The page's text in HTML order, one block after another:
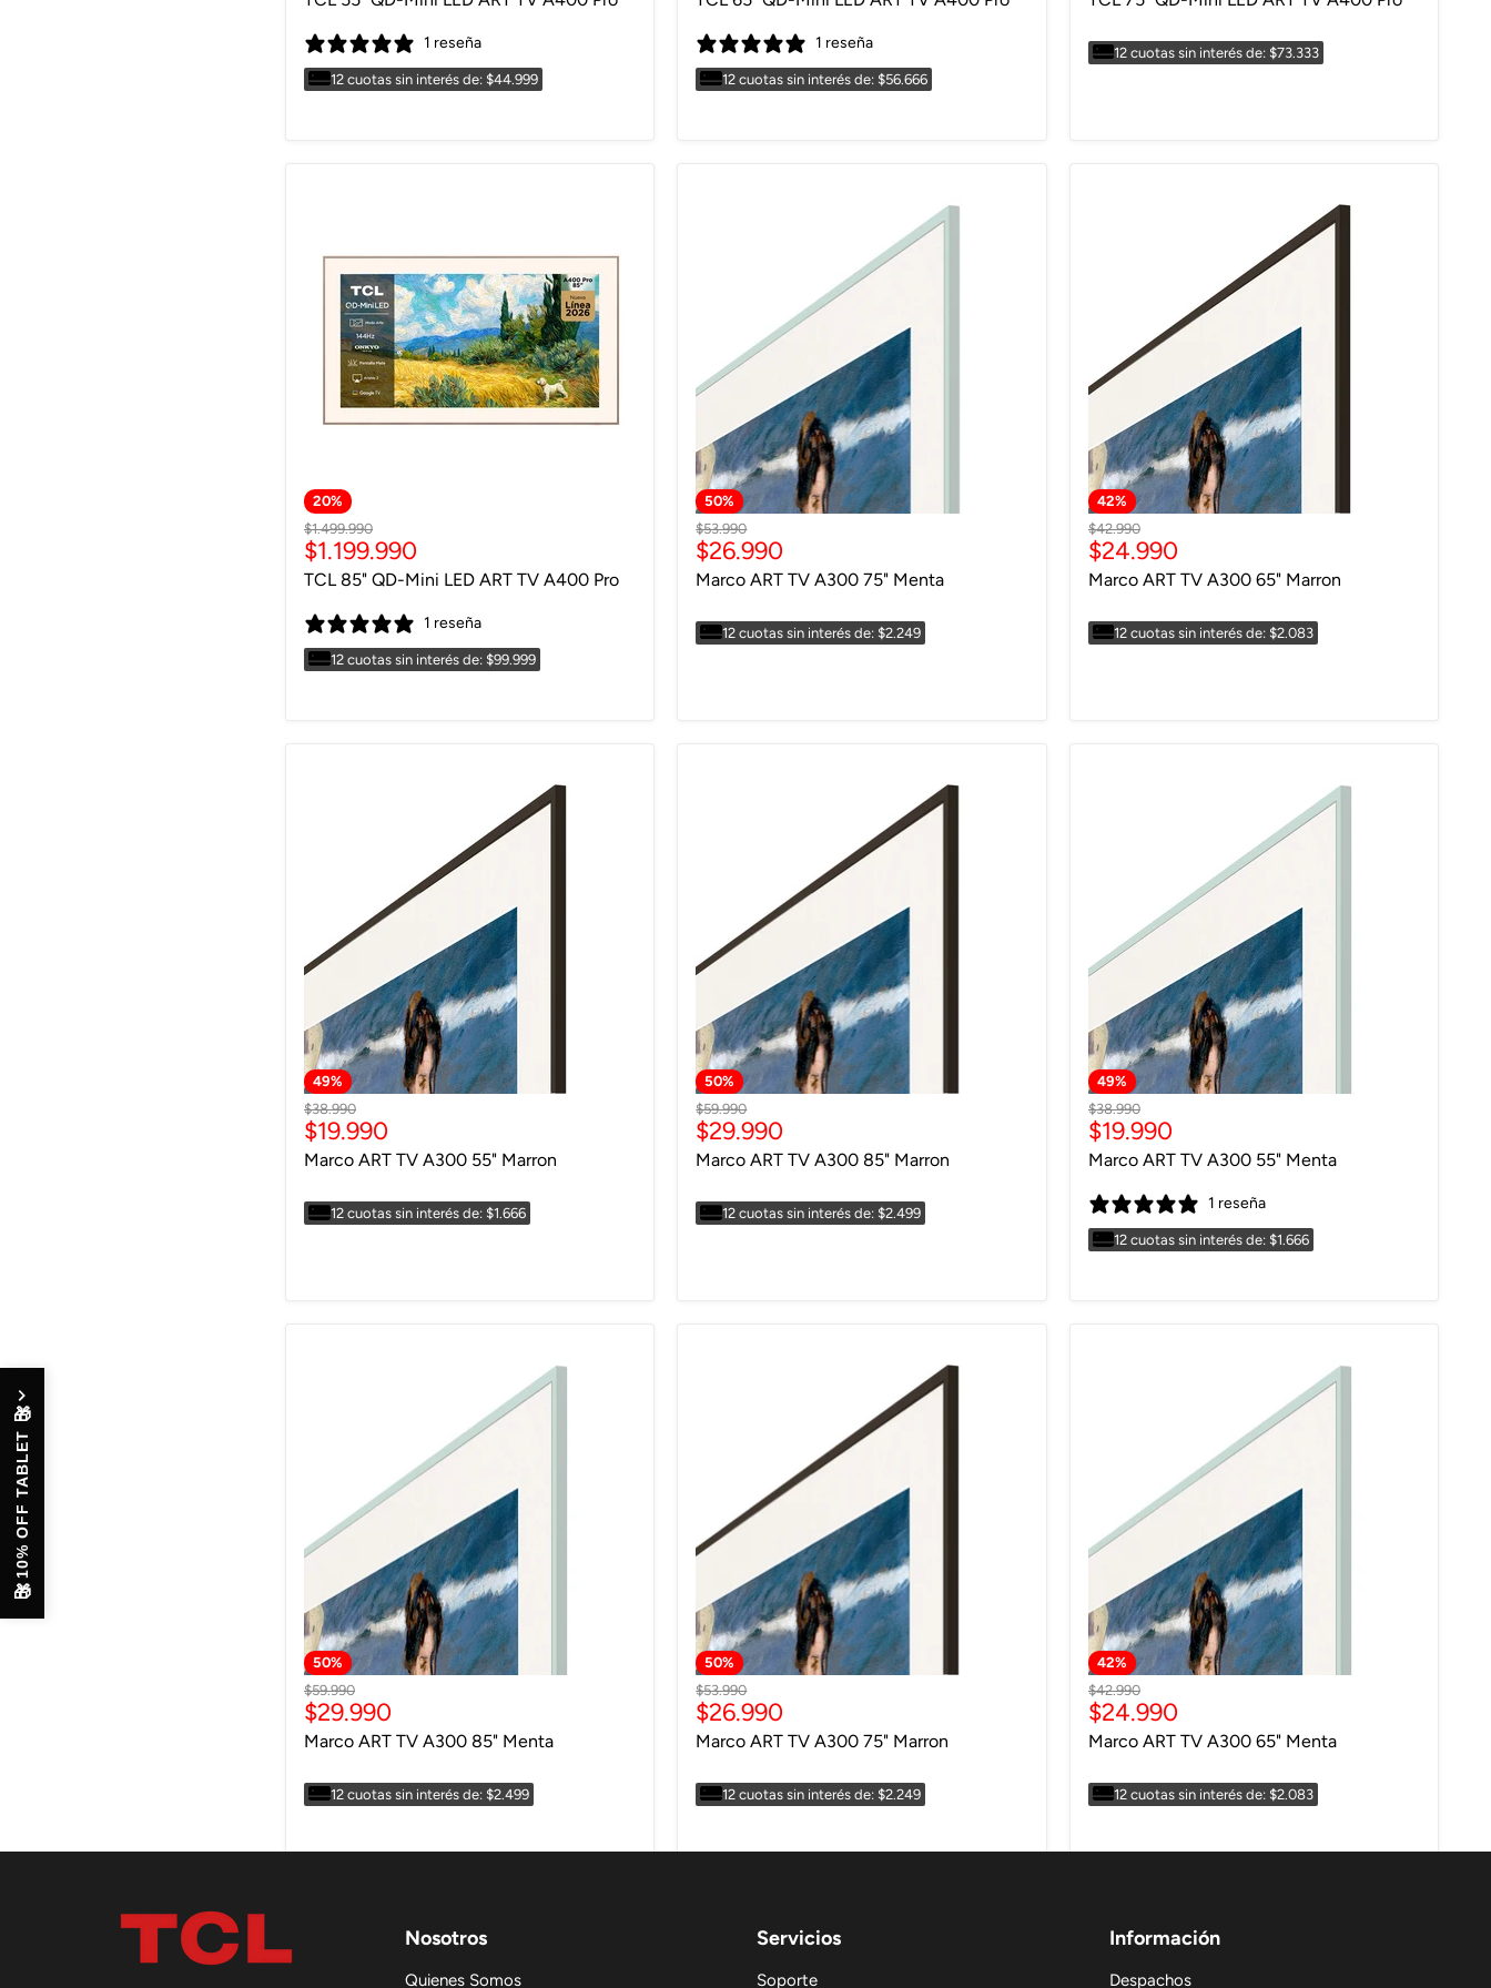
1 reseña
12 cuotas sin interés de: $44.999
1 reseña
12 cuotas sin interés de: $56.666
12 cuotas sin interés de: $73.333
20%
Precio
original
$1.499.990
Precio
actual
$1.199.990
TCL 85" QD-Mini LED ART TV A400 Pro
1 reseña
12 cuotas sin interés de: $99.999
50%
Precio
original
$53.990
Precio
actual
$26.990
Marco ART TV A300 75" Menta
12 cuotas sin interés de: $2.249
42%
Precio
original
$42.990
Precio
actual
$24.990
Marco ART TV A300 65" Marron
12 cuotas sin interés de: $2.083
49%
Precio
original
$38.990
Precio
actual
$19.990
Marco ART TV A300 55" Marron
12 cuotas sin interés de: $1.666
50%
Precio
original
$59.990
Precio
actual
$29.990
Marco ART TV A300 85" Marron
12 cuotas sin interés de: $2.499
49%
Precio
original
$38.990
Precio
actual
$19.990
Marco ART TV A300 55" Menta
1 reseña
12 cuotas sin interés de: $1.666
50%
Precio
original
$59.990
Precio
actual
$29.990
Marco ART TV A300 85" Menta
12 cuotas sin interés de: $2.499
50%
Precio
original
$53.990
Precio
actual
$26.990
Marco ART TV A300 75" Marron
12 cuotas sin interés de: $2.249
42%
Precio
original
$42.990
Precio
actual
$24.990
Marco ART TV A300 65" Menta
12 cuotas sin interés de: $2.083
Nosotros
Quienes Somos
Servicios
Soporte
Información
Despachos
🎁
10% OFF TABLET
🎁